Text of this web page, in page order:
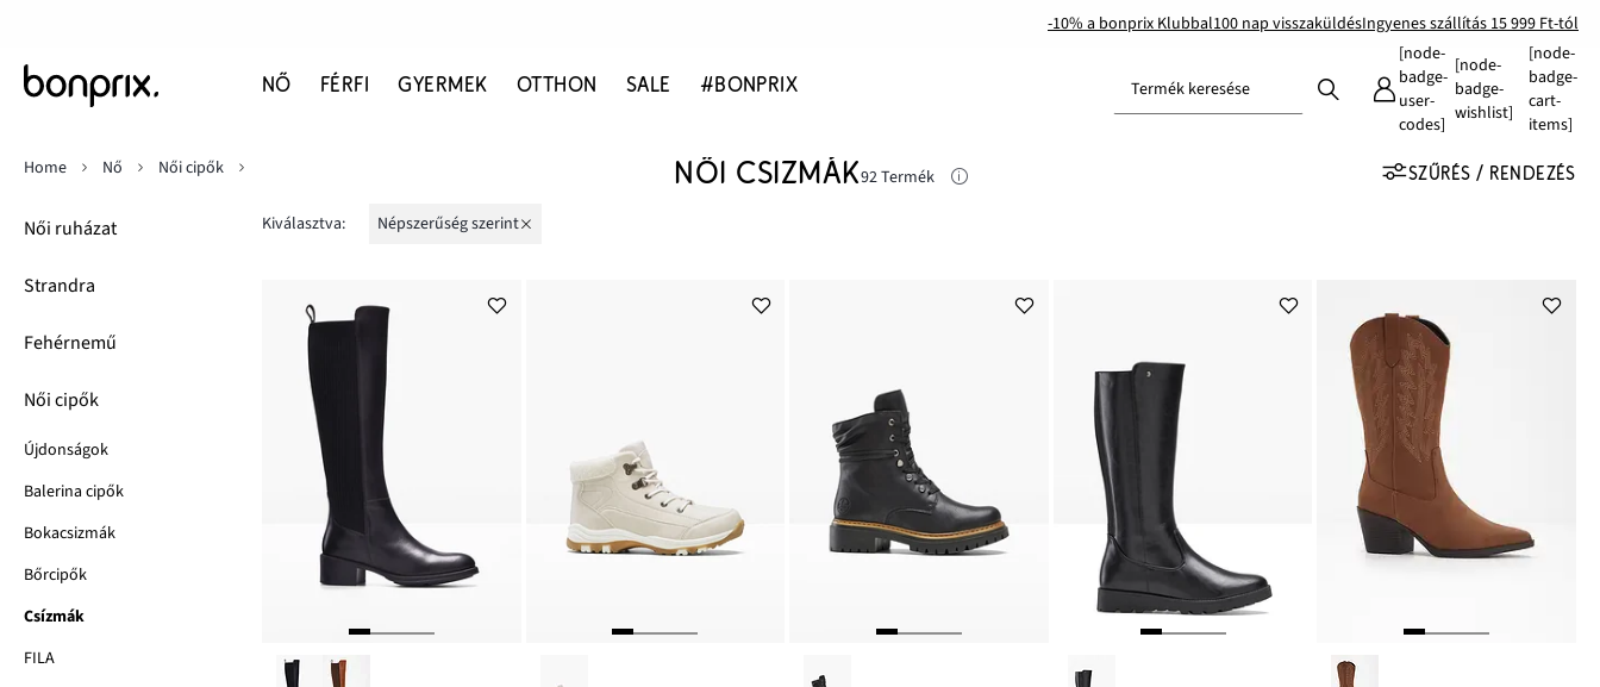
-10% a bonprix Klubbal100 nap visszaküldésIngyenes szállítás 15 999 Ft-tól
NŐ FÉRFI GYERMEK OTTHON SALE #BONPRIX Termék keresése
[node-
badge-
user-
codes]
[node-
badge-
wishlist]
[node-
badge-
cart-
items]
Női ruházat
Strandra
Fehérnemű
Női cipők
Újdonságok
Balerina cipők
Bokacsizmák
Bőrcipők
Csízmák
FILA
Home Nő Női cipők NŐI CSIZMÁK92 Termék SZŰRÉS / RENDEZÉS
Kiválasztva: népszerűség szerint